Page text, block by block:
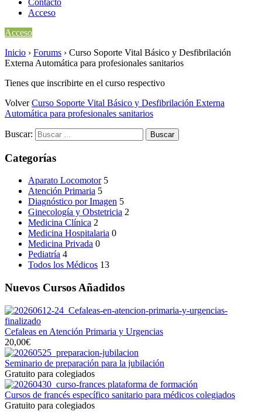
Contacto
Acceso
Acceso
Inicio › Forums › Curso Soporte Vital Básico y Desfibrilación
Externa Automática para profesionales sanitarios
Tienes que inscribirte en el curso respectivo
VolverCurso Soporte Vital Básico y Desfibrilación Externa
Automática para profesionales sanitarios
Buscar:
Categorías
Aparato Locomotor 5
Atención Primaria 5
Diagnóstico por Imagen 5
Ginecología y Obstetricia 2
Medicina Clínica 2
Medicina Hospitalaria 0
Medicina Privada 0
Pediatría 4
Todos los Médicos 13
Nuevos Cursos Añadidos
Cefaleas en Atención Primaria y Urgencias
20,00€
Seminario de preparación para la jubilación
Gratuito para colegiados
Cursos de francés específico sanitario para médicos colegiados
Gratuito para colegiados